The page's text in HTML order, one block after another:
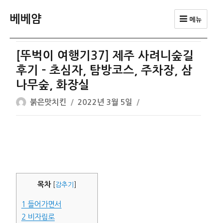
베베얌 메뉴
[뚜벅이 여행기37] 제주 사려니숲길
후기 – 초심자, 탐방코스, 주차장, 삼
나무숲, 화장실
글
쓴
붉은맛치킨
작
성
2022년 3월 5일
목차 감추기
1 들어가면서
2 비자림로